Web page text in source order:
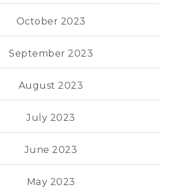
October 2023
September 2023
August 2023
July 2023
June 2023
May 2023